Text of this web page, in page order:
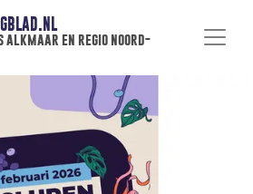
alkmaar en regio noord-